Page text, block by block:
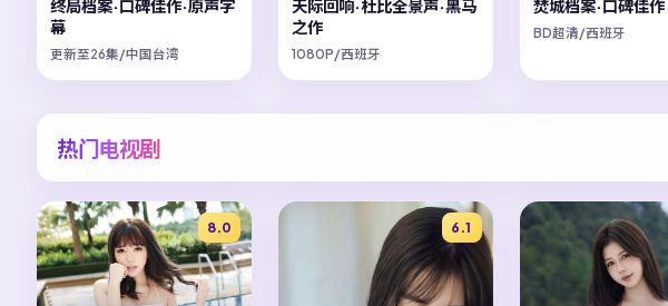
终局档案·口碑佳作·原声字
幕
更新至26集/中国台湾
天际回响·杜比全景声·黑马
之作
1080P/西班牙
焚城档案·口碑佳作
BD超清/西班牙
热门电视剧
8.0 6.1